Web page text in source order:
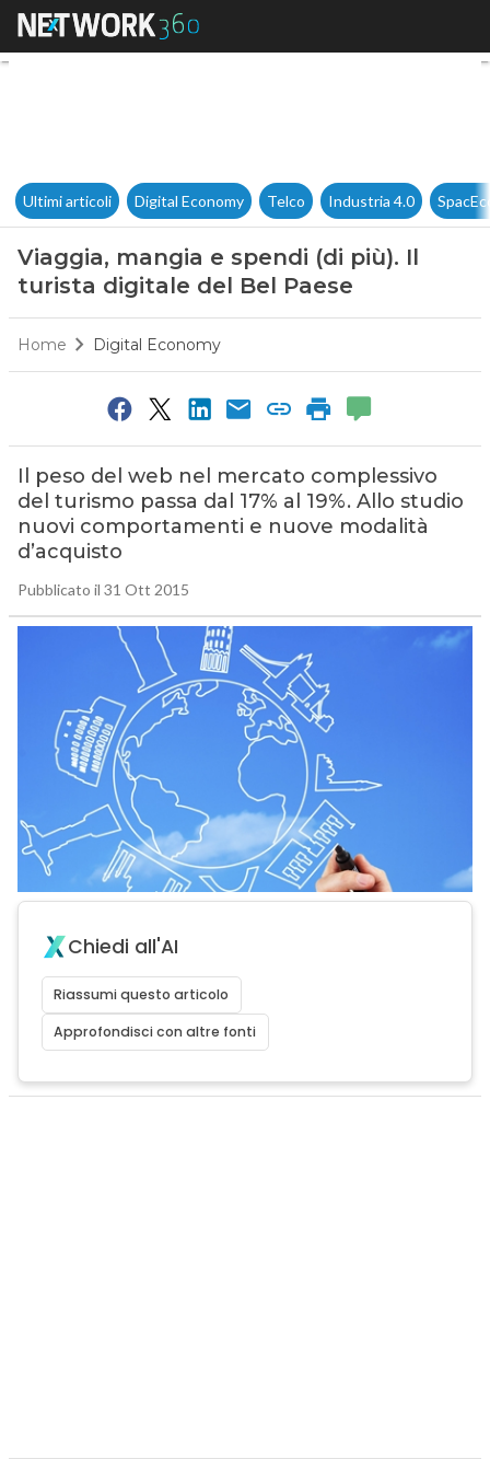
Viaggia, mangia e spendi (di
Ultimi articoli Digital Economy Telco Industria 4.0
Viaggia, mangia e spendi (di più). Il
turista digitale del Bel Paese
Home Digital Economy
Il peso del web nel mercato complessivo
del turismo passa dal 17% al 19%. Allo studio
nuovi comportamenti e nuove modalità
d’acquisto
Pubblicato il 31 Ott 2015
Chiedi all'AI
Riassumi questo articolo
Approfondisci con altre fonti